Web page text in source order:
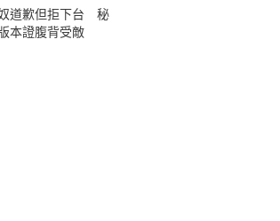
道歉但拒下台 秘
本證腹背受敵